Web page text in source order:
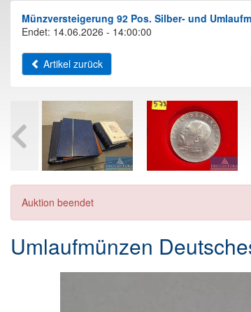
Münzversteigerung 92 Pos. Silber- und
Endet: 14.06.2026 - 14:00:00
Artikel zurück
Auktion beendet
Umlaufmünzen